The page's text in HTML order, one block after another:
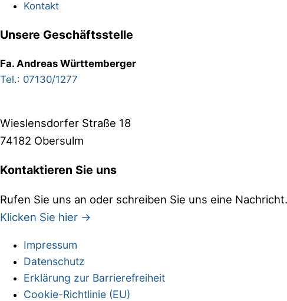
Kontakt
Unsere Geschäftsstelle
Fa. Andreas Württemberger
Tel.: 07130/1277
Wieslensdorfer Straße 18
74182 Obersulm
Kontaktieren Sie uns
Rufen Sie uns an oder schreiben Sie uns eine
Klicken Sie hier →
Site
Footer
Impressum
Datenschutz
Erklärung zur Barrierefreiheit
Cookie-Richtlinie (EU)